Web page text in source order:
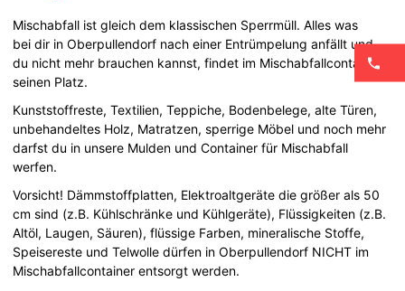
Mischabfall ist gleich dem klassischen Sperrmüll. Alles was
bei dir in Oberpullendorf nach einer Entrümpelung anfällt und
du nicht mehr brauchen kannst, findet im Mischabfallcontainer
seinen Platz.
Kunststoffreste, Textilien, Teppiche, Bodenbelege, alte Türen,
unbehandeltes Holz, Matratzen, sperrige Möbel und noch mehr
darfst du in unsere Mulden und Container für Mischabfall
werfen.
Vorsicht! Dämmstoffplatten, Elektroaltgeräte die größer als 50
cm sind (z.B. Kühlschränke und Kühlgeräte), Flüssigkeiten (z.B.
Altöl, Laugen, Säuren), flüssige Farben, mineralische Stoffe,
Speisereste und Telwolle dürfen in Oberpullendorf NICHT im
Mischabfallcontainer entsorgt werden.